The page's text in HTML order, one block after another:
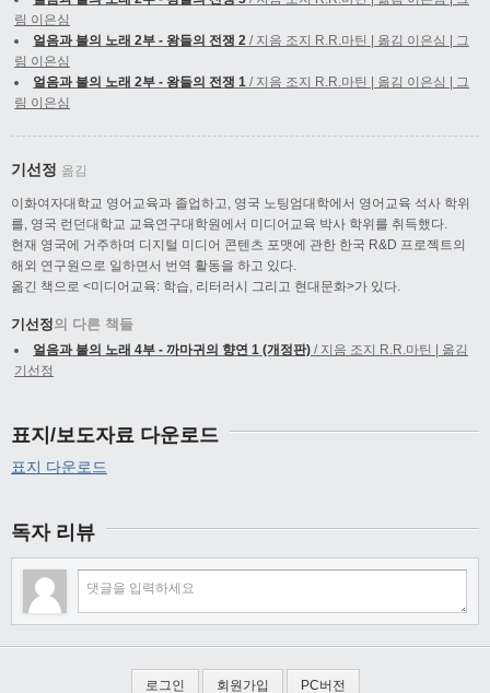
림 이은심
얼음과 불의 노래 2부 - 왕들의 전쟁 2 / 지음 조지 R.R.마틴 | 옮김 이은심 | 그
림 이은심
얼음과 불의 노래 2부 - 왕들의 전쟁 1 / 지음 조지 R.R.마틴 | 옮김 이은심 | 그
림 이은심
기선정 옮김
이화여자대학교 영어교육과 졸업하고, 영국 노팅엄대학에서 영어교육 석사 학위
를, 영국 런던대학교 교육연구대학원에서 미디어교육 박사 학위를 취득했다.
현재 영국에 거주하며 디지털 미디어 콘텐츠 포맷에 관한 한국 R&D 프로젝트의
해외 연구원으로 일하면서 번역 활동을 하고 있다.
옮긴 책으로 <미디어교육: 학습, 리터러시 그리고 현대문화>가 있다.
기선정의 다른 책들
얼음과 불의 노래 4부 - 까마귀의 향연 1 (개정판) / 지음 조지 R.R.마틴 | 옮김
기선정
표지/보도자료 다운로드
표지 다운로드
독자 리뷰
로그인 회원가입 PC버전